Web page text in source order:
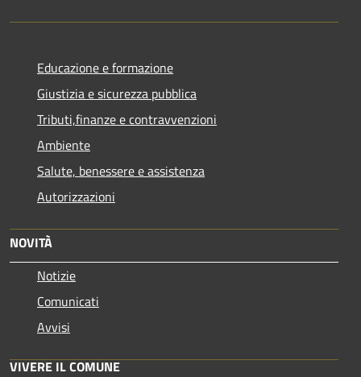
Educazione e formazione
Giustizia e sicurezza pubblica
Tributi,finanze e contravvenzioni
Ambiente
Salute, benessere e assistenza
Autorizzazioni
NOVITÀ
Notizie
Comunicati
Avvisi
VIVERE IL COMUNE